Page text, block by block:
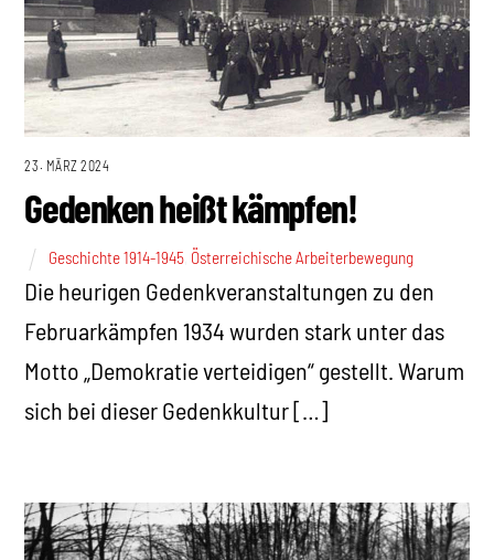
23. MÄRZ 2024
Gedenken heißt kämpfen!
Geschichte 1914-1945 Österreichische Arbeiterbewegung
Die heurigen Gedenkveranstaltungen zu den
Februarkämpfen 1934 wurden stark unter das
Motto „Demokratie verteidigen“ gestellt. Warum
sich bei dieser Gedenkkultur […]